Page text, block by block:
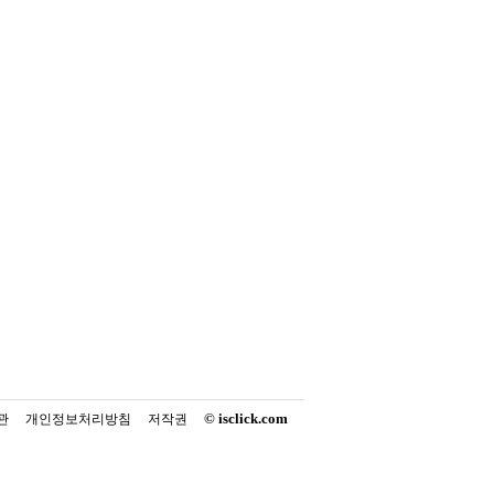
© isclick.com
저작권
개인정보처리방침